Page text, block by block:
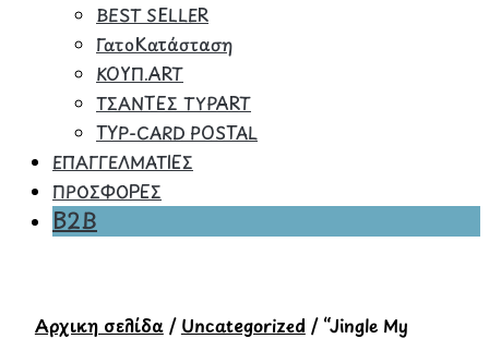
BEST SELLER
ΓατοΚατάσταση
ΚΟΥΠ.ART
ΤΣΑΝΤΕΣ TYPART
TYP-CARD POSTAL
ΕΠΑΓΓΕΛΜΑΤΙΕΣ
ΠΡΟΣΦΟΡΕΣ
B2B
Αρχική σελίδα/ Uncategorized / “Jingle My